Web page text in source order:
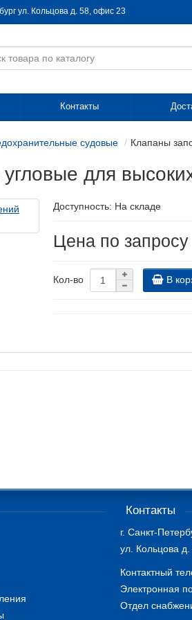
ул. Кольцова д. 58, офис 23
Контакты
судовые Клапаны
для
Доступность: На складе
Цена по запросу
Кол-во В
Контакты
г. Санкт-
ул. Кольцова
Контактный
Электронная
Отдел